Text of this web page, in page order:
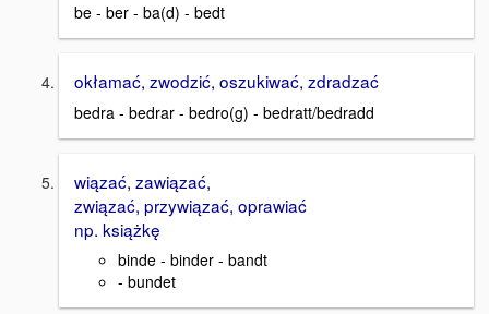
be - ber - ba(d) - bedt
okłamać, zwodzić, oszukiwać, zdradzać
bedra - bedrar - bedro(g) - bedratt/bedradd
wiązać, zawiązać,
związać, przywiązać, oprawiać
np. książkę
binde - binder - bandt
- bundet